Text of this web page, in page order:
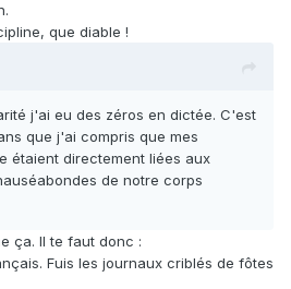
que diable !
j'ai eu des zéros en dictée. C'est
que j'ai compris que mes
étaient directement liées aux
de notre corps
ça. Il te faut donc :
Fuis les journaux criblés de fôtes